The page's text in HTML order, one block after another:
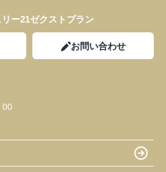
ー21ゼクストプラン
お問い合わせ
00